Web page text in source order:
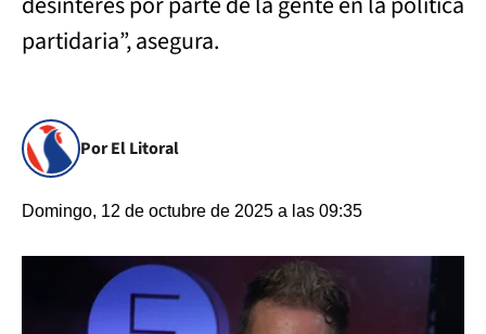
partidaria”, asegura.
Por El Litoral
Domingo, 12 de octubre de 2025 a las 09:35